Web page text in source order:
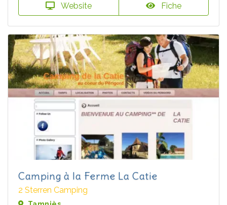
Website Fiche
Camping à la Ferme La Catie
2 Sterren Camping